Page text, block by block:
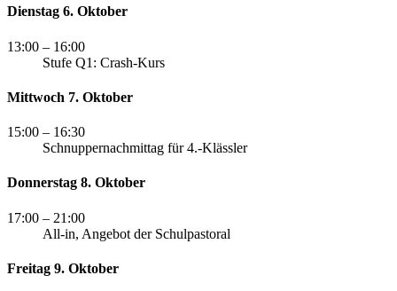
Dienstag 6. Oktober
13:00 – 16:00
Stufe Q1: Crash-Kurs
Mittwoch 7. Oktober
15:00 – 16:30
Schnuppernachmittag für 4.-Klässler
Donnerstag 8. Oktober
17:00 – 21:00
All-in, Angebot der Schulpastoral
Freitag 9. Oktober